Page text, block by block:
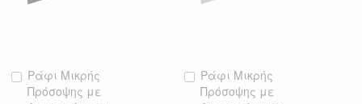
Ράφι Μικρής
Πρόσοψης με
Προσθήκη
στο
Ράφι Μικρής
Πρόσοψης με
Προσθήκη
στο